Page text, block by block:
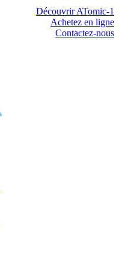
Découvrir ATomic-1
Achetez en ligne
Contactez-nous